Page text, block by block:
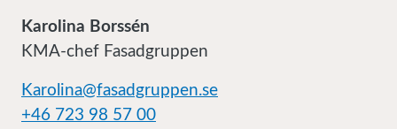
Karolina Borssén
KMA-chef Fasadgruppen
Karolina@fasadgruppen.se
+46 723 98 57 00